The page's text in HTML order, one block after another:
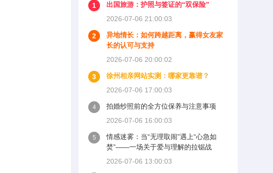
1
出国旅游：护照与签证的“双保险”
2026-07-06 21:00:03
2
异地情长：如何跨越距离，赢得女友家
长的认可与支持
2026-07-06 20:00:02
3
徐州相亲网站实测：哪家更靠谱？
2026-07-06 17:00:03
4
拍婚纱照前的全方位保养与注意事项
2026-07-06 16:00:03
5
情感迷雾：当“无理取闹”遇上“心急如
焚”——一场关于爱与理解的拉锯战
2026-07-06 13:00:03